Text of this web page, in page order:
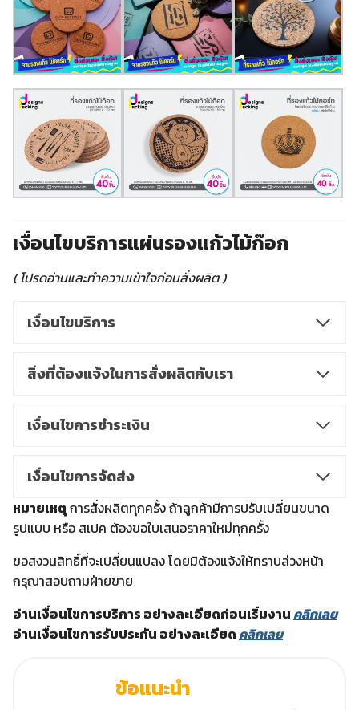
เงื่อนไขบริการแผ่นรองแก้วไม้ก๊อก
( โปรดอ่านและทำความเข้าใจก่อนสั่งผลิต )
เงื่อนไขบริการ
สิ่งที่ต้องแจ้งในการสั่งผลิตกับเรา
เงื่อนไขการชำระเงิน
เงื่อนไขการจัดส่ง
หมายเหตุการสั่งผลิตทุกครั้ง ถ้าลูกค้ามีการปรับเปลี่ยนขนาด
รูปแบบ หรือ สเปค ต้องขอใบเสนอราคาใหม่ทุกครั้ง
ขอสงวนสิทธิ์ที่จะเปลี่ยนแปลง โดยมิต้องแจ้งให้ทราบล่วงหน้า
กรุณาสอบถามฝ่ายขาย
อ่านเงื่อนไขการบริการ อย่างละเอียดก่อนเริ่มงานคลิกเลย
อ่านเงื่อนไขการรับประกัน อย่างละเอียดคลิกเลย
ข้อแนะนำ